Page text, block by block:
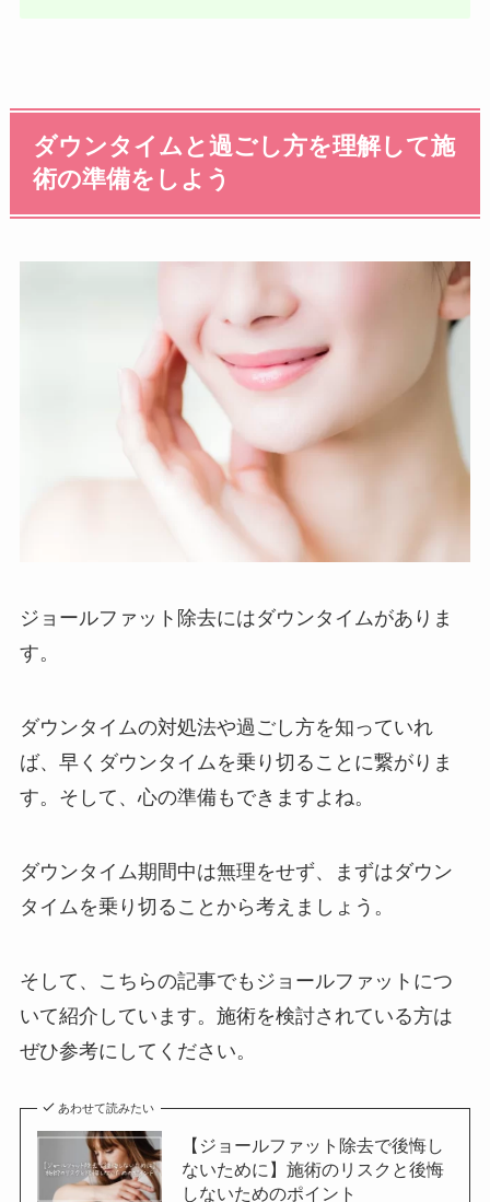
ダウンタイムと過ごし方を理解して施
術の準備をしよう
ジョールファット除去にはダウンタイムがありま
す。
ダウンタイムの対処法や過ごし方を知っていれ
ば、早くダウンタイムを乗り切ることに繋がりま
す。そして、心の準備もできますよね。
ダウンタイム期間中は無理をせず、まずはダウン
タイムを乗り切ることから考えましょう。
そして、こちらの記事でもジョールファットにつ
いて紹介しています。施術を検討されている方は
ぜひ参考にしてください。
あわせて読みたい
【ジョールファット除去で後悔し
ないために】施術のリスクと後悔
しないためのポイント